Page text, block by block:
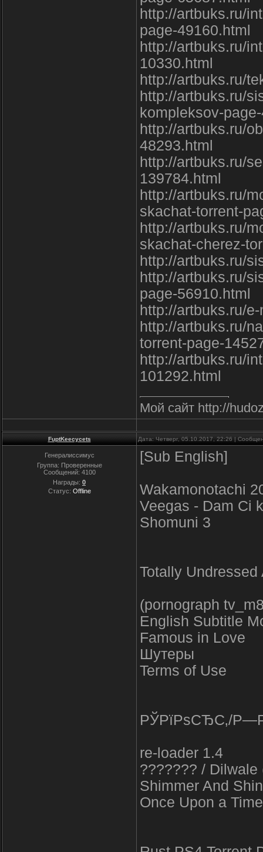
http://artbuks.ru/
page-49160.html
http://artbuks.ru/
10330.html
http://artbuks.ru/
http://artbuks.ru/
kompleksov-
http://artbuks.ru/
48293.html
http://artbuks.ru/
139784.html
http://artbuks.ru/
skachat-torrent-
http://artbuks.ru/
skachat-cherez-
http://artbuks.ru/
http://artbuks.ru/
page-56910.html
http://artbuks.ru/
http://artbuks.ru/
torrent-page-
http://artbuks.ru/
101292.html
Мой сайт http://
FuptKeecycets Дата: Четверг, 05.10.2017, 22:26 |
Генералиссимус
Группа: Проверенные
Сообщений: 4100
Награды: 0
Статус: Offline
[Sub English]
Wakamonotachi
Veegas - Dam Ci
Shomuni 3
Totally Undressed
(pornograph
English Subtitle
Famous in Love
Шутеры
Terms of Use
РЎРїРѕСЂС‚/
re-loader 1.4
??????? / Dilwale
Shimmer And
Once Upon a